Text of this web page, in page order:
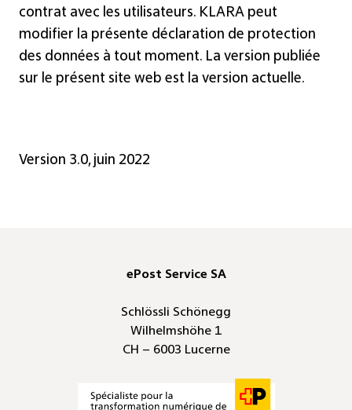
contrat avec les utilisateurs. KLARA peut
modifier la présente déclaration de protection
des données à tout moment. La version publiée
sur le présent site web est la version actuelle.
Version 3.0, juin 2022
ePost Service SA
Schlössli Schönegg
Wilhelmshöhe 1
CH – 6003 Lucerne